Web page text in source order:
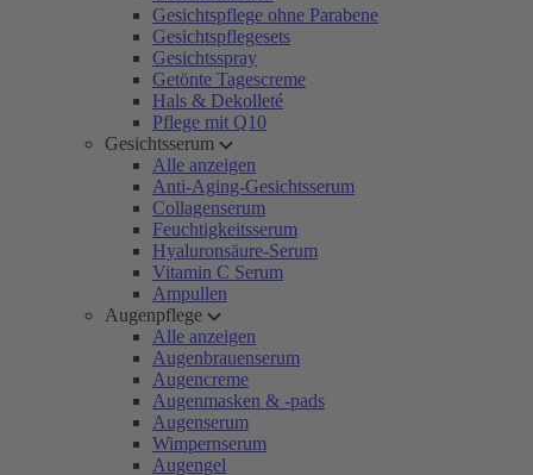
Gesichtspflege ohne Parabene
Gesichtspflegesets
Gesichtsspray
Getönte Tagescreme
Hals & Dekolleté
Pflege mit Q10
Gesichtsserum
Alle anzeigen
Anti-Aging-Gesichtsserum
Collagenserum
Feuchtigkeitsserum
Hyaluronsäure-Serum
Vitamin C Serum
Ampullen
Augenpflege
Alle anzeigen
Augenbrauenserum
Augencreme
Augenmasken & -pads
Augenserum
Wimpernserum
Augengel